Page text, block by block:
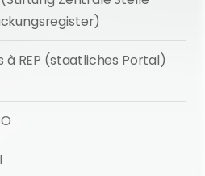
à REP (staatliches Portal)